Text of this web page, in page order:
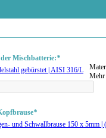
Mischbatterie:*
Mehr
*